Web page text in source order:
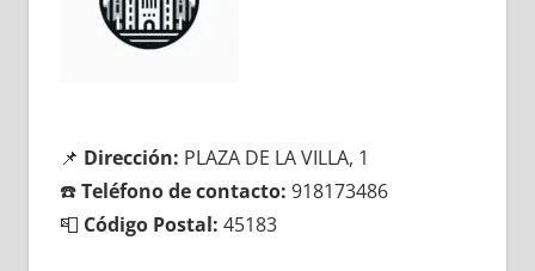
📌 Dirección: PLAZA DE LA VILLA, 1
☎️Teléfono dе contacto: 918173486
📮 Código Postal: 45183